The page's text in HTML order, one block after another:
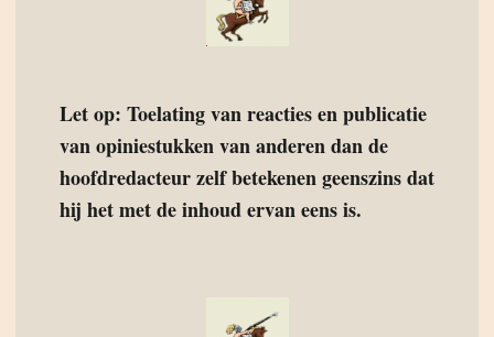
Let op: Toelating van reacties en publicatie
van opiniestukken van anderen dan de
hoofdredacteur zelf betekenen geenszins dat
hij het met de inhoud ervan eens is.